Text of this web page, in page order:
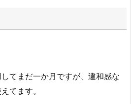
てまだ一か月ですが、違和感な
てます。